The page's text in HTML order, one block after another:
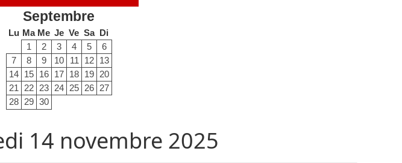
Septembre
Lu Ma Me Je Ve Sa Di
1
2 3 4 5
6
7
8 9 10 11 12 13
14 15 16 17 18 19 20
21
22 23 24 25 26 27
28 29 30
14 novembre 2025